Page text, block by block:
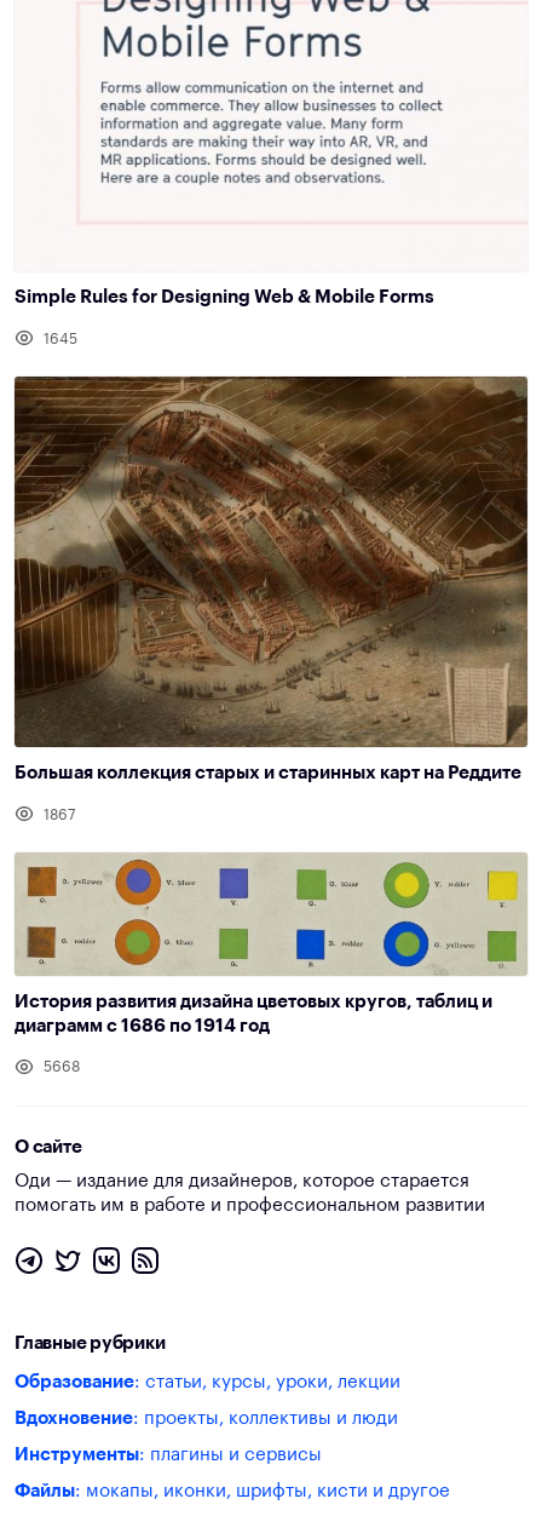
Simple Rules for Designing Web & Mobile Forms
1645
Большая коллекция старых и старинных карт на Реддите
1867
История развития дизайна цветовых кругов, таблиц и
диаграмм с 1686 по 1914 год
5668
О сайте
Оди — издание для дизайнеров, которое старается
помогать им в работе и профессиональном развитии
Главные рубрики
Образование: статьи, курсы, уроки, лекции
Вдохновение: проекты, коллективы и люди
Инструменты: плагины и сервисы
Файлы: мокапы, иконки, шрифты, кисти и другое